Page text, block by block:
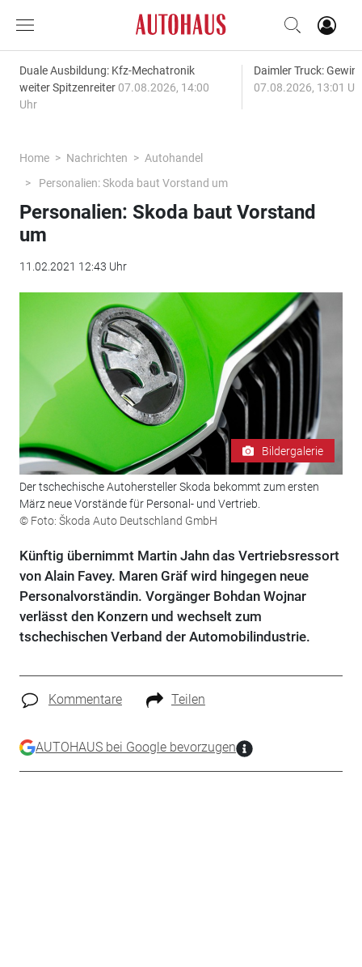
Duale Ausbildung: Kfz-Mechatronik
weiter Spitzenreiter 07.08.2026, 14:00
Uhr
Daimler Truck:
07.08.2026, 13:01
Home Nachrichten
Autohandel
Personalien: Skoda baut Vorstand um
Personalien: Skoda baut Vorstand
um
11.02.2021 12:43 Uhr
Bildergalerie
Der tschechische Autohersteller Skoda bekommt zum ersten
März neue Vorstände für Personal- und Vertrieb.
© Foto: Škoda Auto Deutschland GmbH
Künftig übernimmt Martin Jahn das Vertriebsressort
von Alain Favey. Maren Gräf wird hingegen neue
Personalvorständin. Vorgänger Bohdan Wojnar
verlässt den Konzern und wechselt zum
tschechischen Verband der Automobilindustrie.
Kommentare Teilen
AUTOHAUS bei Google bevorzugen